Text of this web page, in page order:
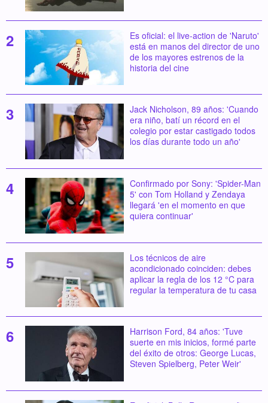
Es oficial: el live-action de 'Naruto'
está en manos del director de uno
de los mayores estrenos de la
historia del cine
Jack Nicholson, 89 años: 'Cuando
era niño, batí un récord en el
colegio por estar castigado todos
los días durante todo un año'
Confirmado por Sony: 'Spider-Man
5' con Tom Holland y Zendaya
llegará 'en el momento en que
quiera continuar'
Los técnicos de aire
acondicionado coinciden: debes
aplicar la regla de los 12 °C para
regular la temperatura de tu casa
Harrison Ford, 84 años: 'Tuve
suerte en mis inicios, formé parte
del éxito de otros: George Lucas,
Steven Spielberg, Peter Weir'